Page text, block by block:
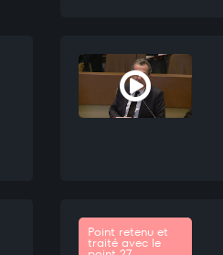
Point retenu et
traité avec le